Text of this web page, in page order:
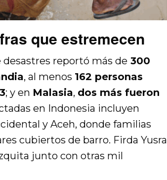
que estremecen
reportó más de 300
, al menos 162 personas
; y en Malasia, dos más fueron
en Indonesia incluyen
y Aceh, donde familias
cubiertos de barro. Firda Yusra
junto con otras mil